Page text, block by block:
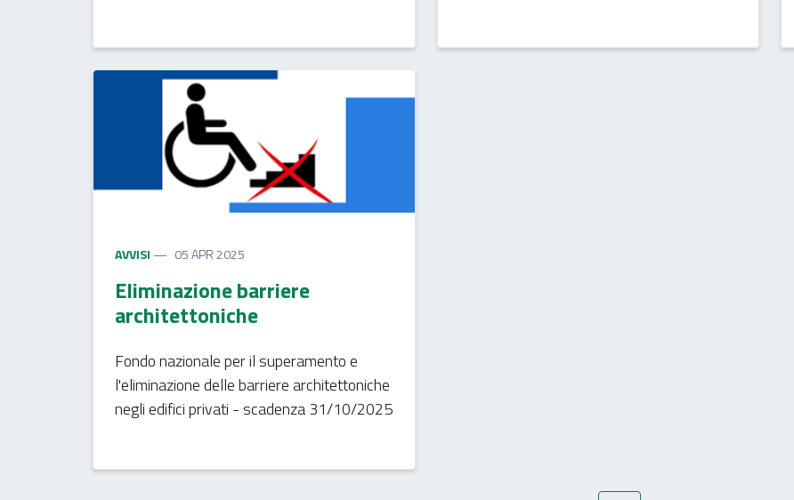
AVVISI 05 APR 2025
Eliminazione barriere
architettoniche
Fondo nazionale per il superamento e
l'eliminazione delle barriere architettoniche
negli edifici privati - scadenza 31/10/2025